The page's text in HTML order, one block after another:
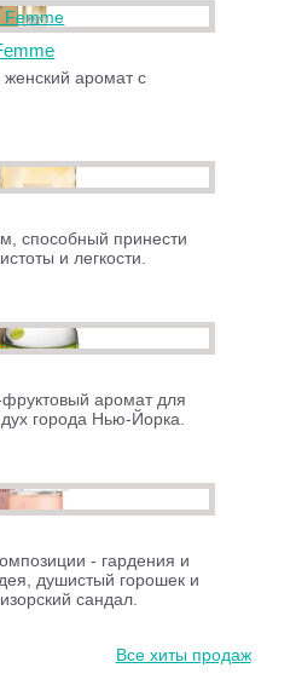
аромат с
способный принести
и легкости.
аромат для
города Нью-Йорка.
- гардения и
душистый горошек и
сандал.
Все хиты продаж